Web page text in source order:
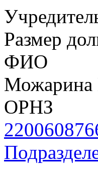
Размер
ФИО
Можарина
ОРНЗ